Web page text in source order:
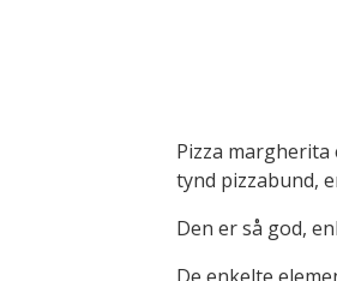
Pizza margherita
tynd pizzabund,
Den er så god,